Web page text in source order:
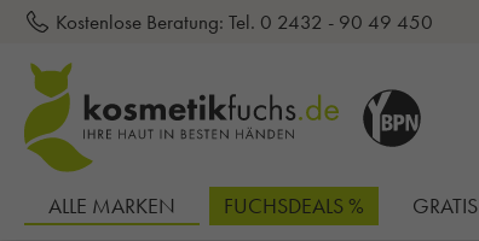
springen
Kostenlose Beratung: Tel. 0 2432 - 90 49 450
ALLE MARKEN FUCHSDEALS % GRATIS